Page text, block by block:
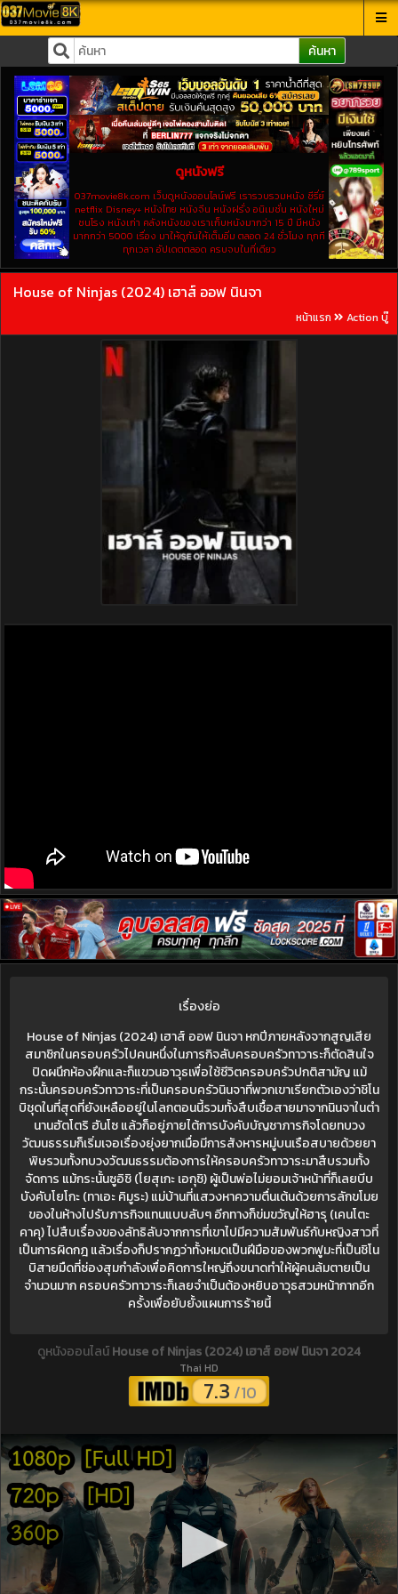
ค้นหา
ดูหนังฟรี
037movie8k.com เว็บดูหนังออนไลน์ฟรี เรารวบรวมหนัง ซีรี่ย์
netflix Disney+ หนังไทย หนังจีน หนังฝรั่ง อนิเมชั่น หนังใหม่
ชนโรง หนังเก่า คลังหนังของเราเก็บหนังมากว่า 15 ปี มีหนัง
มากกว่า 5000 เรื่อง มาให้ดูกันให้เต็มอิ่ม ตลอด 24 ชั่วโมง ทุกที
ทุกเวลา อัปเดตตลอด ครบจบในที่เดียว
House of Ninjas (2024) เฮาส์ ออฟ นินจา
หน้าแรก Action บู๊
เรื่องย่อ
House of Ninjas (2024) เฮาส์ ออฟ นินจา หกปีภายหลังจากสูญเสีย
สมาชิกในครอบครัวไปคนหนึ่งในภารกิจลับครอบครัวทาวาระก็ตัดสินใจ
ปิดผนึกห้องฝึกและก็แขวนอาวุธเพื่อใช้ชีวิตครอบครัวปกติสามัญ แม้
กระนั้นครอบครัวทาวาระที่เป็นครอบครัวนินจาที่พวกเขาเรียกตัวเองว่าชิโน
บิชุดในที่สุดที่ยังเหลืออยู่ในโลกตอนนี้รวมทั้งสืบเชื้อสายมาจากนินจาในตำ
นานฮัตโตริ ฮันโซ แล้วก็อยู่ภายไต้การบังคับบัญชาภารกิจโดยทบวง
วัฒนธรรมก็เริ่มเจอเรื่องยุ่งยากเมื่อมีการสังหารหมู่บนเรือสบายด้วยยา
พิษรวมทั้งทบวงวัฒนธรรมต้องการให้ครอบครัวทาวาระมาสืบรวมทั้ง
จัดการ แม้กระนั้นซูอิชิ (โยสุเกะ เอกุชิ) ผู้เป็นพ่อไม่ยอมเจ้าหน้าที่ก็เลยบีบ
บังคับโยโกะ (ทาเอะ คิมูระ) แม่บ้านที่แสวงหาความตื่นเต้นด้วยการลักขโมย
ของในห้างไปรับภารกิจแทนแบบลับๆ อีกทางก็ข่มขวัญให้ฮารุ (เคนโตะ
คาคุ) ไปสืบเรื่องของลัทธิลับจากการที่เขาไปมีความสัมพันธ์กับหญิงสาวที่
เป็นการผิดกฎ แล้วเรื่องก็ปรากฎว่าทั้งหมดเป็นฝีมือของพวกฟูมะที่เป็นชิโน
บิสายมืดที่ซ่องสุมกำลังเพื่อคิดการใหญ่ถึงขนาดทำให้ผู้คนล้มตายเป็น
จำนวนมาก ครอบครัวทาวาระก็เลยจำเป็นต้องหยิบอาวุธสวมหน้ากากอีก
ครั้งเพื่อยับยั้งแผนการร้ายนี้
ดูหนังออนไลน์House of Ninjas (2024) เฮาส์ ออฟ นินจา 2024
Thai HD
7.3 /10